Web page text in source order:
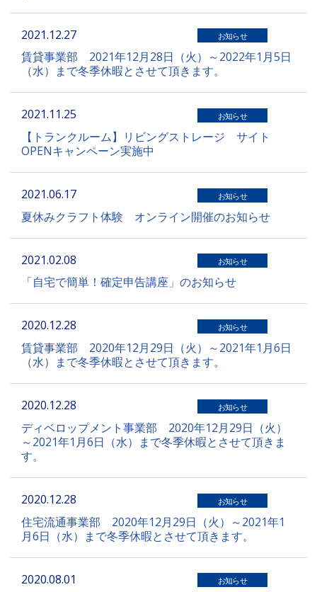
2021.12.27 お知らせ
賃貸事業部 2021年12月28日（火）～2022年1月5日
（水）まで冬季休暇とさせて頂きます。
2021.11.25 お知らせ
【トランクルーム】リビングストレージ サイト
OPENキャンペーン実施中
2021.06.17 お知らせ
夏休みクラフト体験 オンライン開催のお知らせ
2021.02.08 お知らせ
「自宅で簡単！確定申告講座」のお知らせ
2020.12.28 お知らせ
賃貸事業部 2020年12月29日（火）～2021年1月6日
（水）まで冬季休暇とさせて頂きます。
2020.12.28 お知らせ
ディベロップメント事業部 2020年12月29日（火）
～2021年1月6日（水）まで冬季休暇とさせて頂きま
す。
2020.12.28 お知らせ
住宅流通事業部 2020年12月29日（火）～2021年1
月6日（水）まで冬季休暇とさせて頂きます。
2020.08.01 お知らせ